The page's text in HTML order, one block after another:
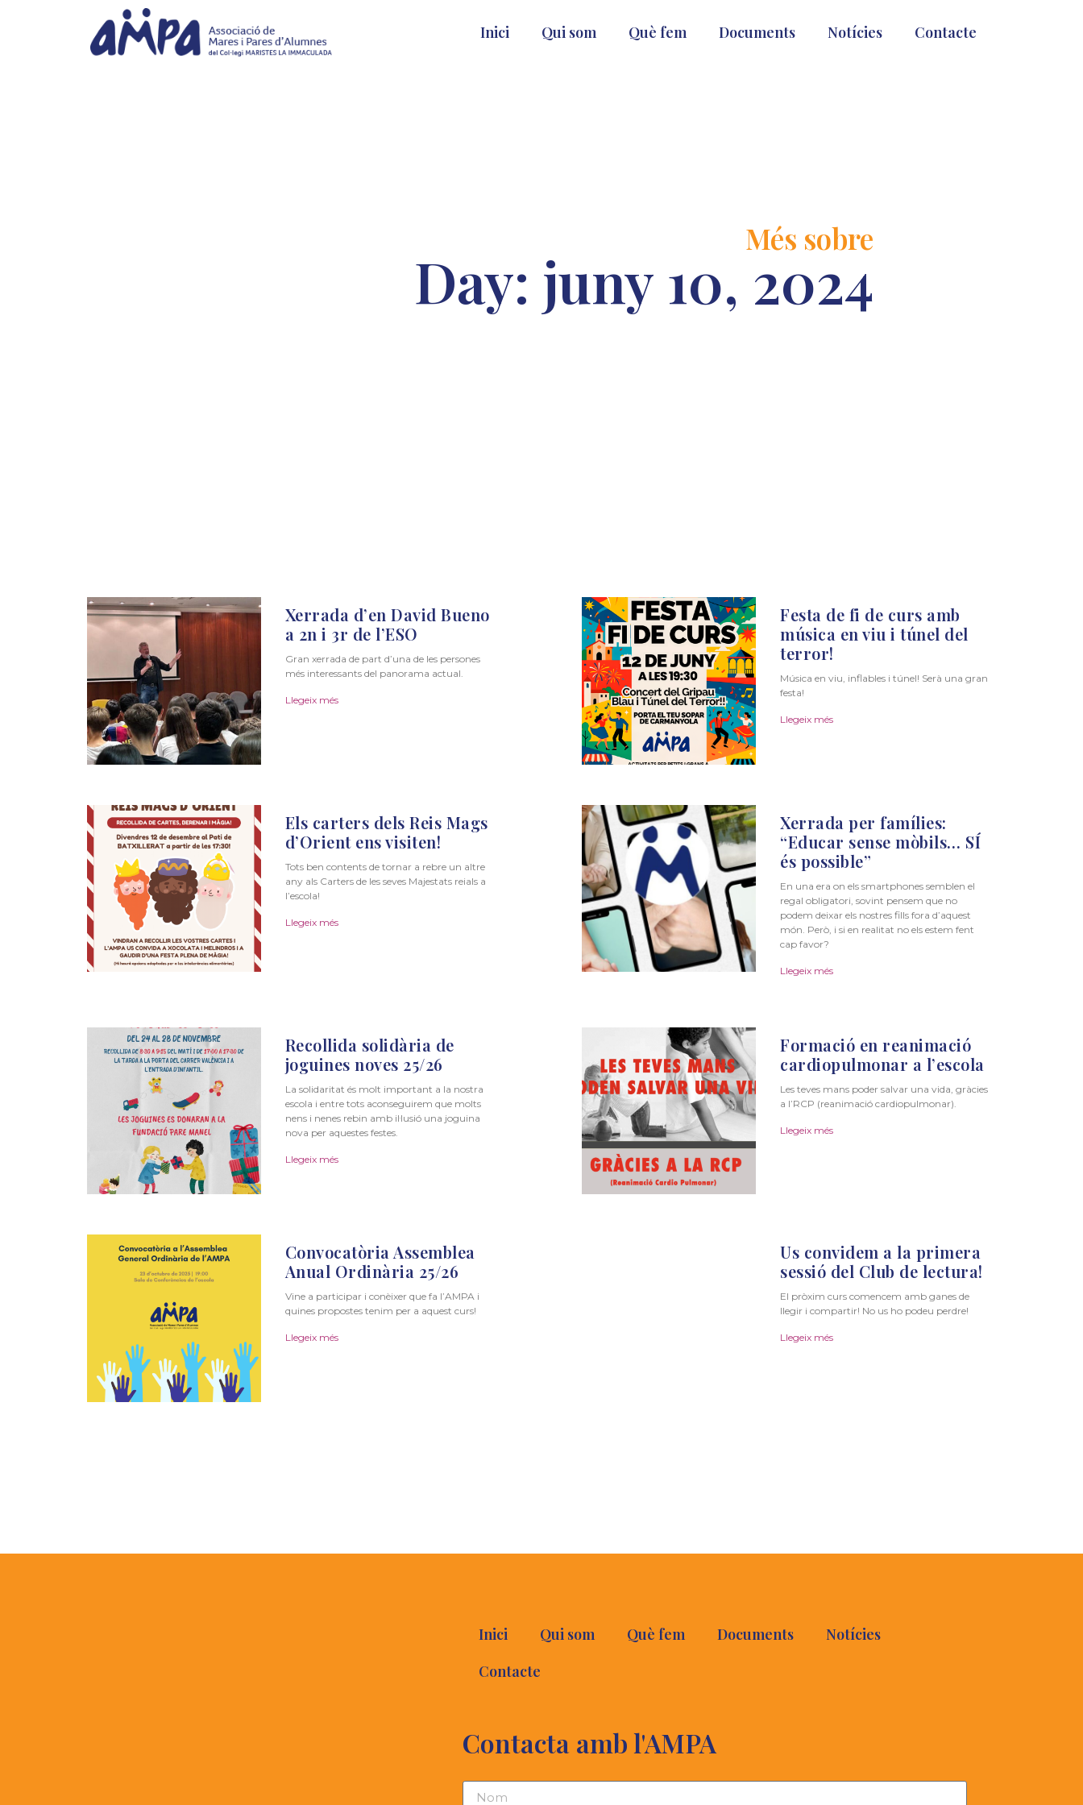
Inici Qui som Què fem Documents Notícies Contacte
Més sobre
Day: juny 10, 2024
Xerrada d’en David Bueno
a 2n i 3r de l’ESO
Gran xerrada de part d’una de les persones
més interessants del panorama actual.
Llegeix més
Festa de fi de curs amb
música en viu i túnel del
terror!
Música en viu, inflables i túnel! Serà una gran
festa!
Llegeix més
Els carters dels Reis Mags
d’Orient ens visiten!
Tots ben contents de tornar a rebre un altre
any als Carters de les seves Majestats reials a
l’escola!
Llegeix més
Xerrada per famílies:
“Educar sense mòbils… SÍ
és possible”
En una era on els smartphones semblen el
regal obligatori, sovint pensem que no
podem deixar els nostres fills fora d’aquest
món. Però, i si en realitat no els estem fent
cap favor?
Llegeix més
Recollida solidària de
joguines noves 25/26
La solidaritat és molt important a la nostra
escola i entre tots aconseguirem que molts
nens i nenes rebin amb il·lusió una joguina
nova per aquestes festes.
Llegeix més
Formació en reanimació
cardiopulmonar a l’escola
Les teves mans poder salvar una vida, gràcies
a l’RCP (reanimació cardiopulmonar).
Llegeix més
Convocatòria Assemblea
Anual Ordinària 25/26
Vine a participar i conèixer que fa l’AMPA i
quines propostes tenim per a aquest curs!
Llegeix més
Us convidem a la primera
sessió del Club de lectura!
El pròxim curs comencem amb ganes de
llegir i compartir! No us ho podeu perdre!
Llegeix més
Inici Qui som Què fem Documents
Notícies
Contacte
Contacta amb l'AMPA